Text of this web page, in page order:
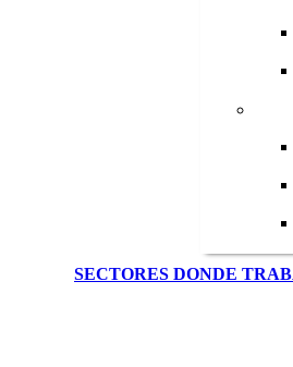
SECTORES DONDE